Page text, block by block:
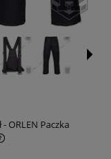
- ORLEN Paczka